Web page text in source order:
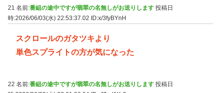
21 名前:番組の途中ですが翡翠の名無しがお送りします 投稿日
時:2026/06/03(水) 22:53:37.02 ID:x/3fyBYnH
スクロールのガタツキより
単色スプライトの方が気になった
22 名前:番組の途中ですが翡翠の名無しがお送りします 投稿日